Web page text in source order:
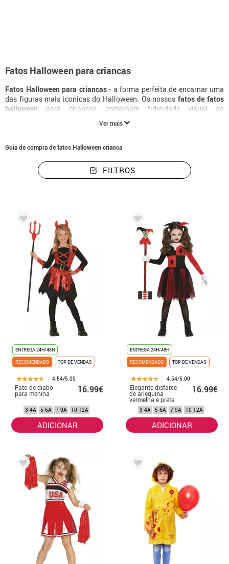
Fatos Halloween para criancas
Fatos Halloween para criancas- a forma perfeita de encarnar uma
das figuras mais iconicas do Halloween. Os nossos fatos de fatos
halloween para criancas combinam fidelidade visual ao
personagem com conforto para uma noite inteira de festa. Com
diferentes niveis de elaboracao, encontras o
horas.
Ver mais
Guia de compra de fatos Halloween crianca
FILTROS
ENTREGA 24H/48H
RECOMENDADO
TOP DE VENDAS
4.54/5.00
Fato de diabo
para menina 16.99€
3-4A 5-6A 7-9A 10-12A
ADICIONAR
ENTREGA 24H/48H
RECOMENDADO
TOP DE VENDAS
4.54/5.00
Elegante disfarce
de arlequina
vermelha e preta
para menina
16.99€
3-4A 5-6A 7-9A 10-12A
ADICIONAR